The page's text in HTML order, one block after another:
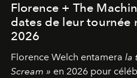
Florence + The
dates de leur tournée
2026
Florence Welch entamera la
Scream » en 2026 pour